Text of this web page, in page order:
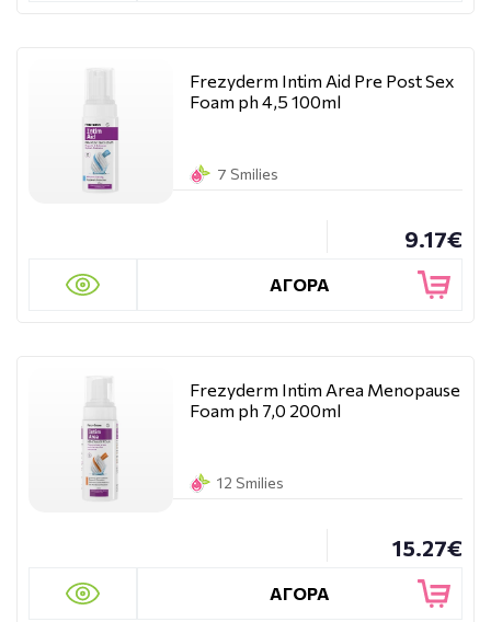
Frezyderm Intim Aid Pre Post Sex
Foam ph 4,5 100ml
7 Smilies
9.17€
ΑΓΟΡΑ
Frezyderm Intim Area Menopause
Foam ph 7,0 200ml
12 Smilies
15.27€
ΑΓΟΡΑ